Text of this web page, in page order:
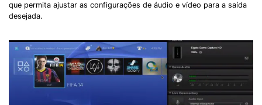
que permita ajustar as configurações de áudio e vídeo para a saída
desejada.